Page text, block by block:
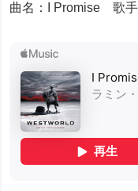
曲名：I Promise 歌手